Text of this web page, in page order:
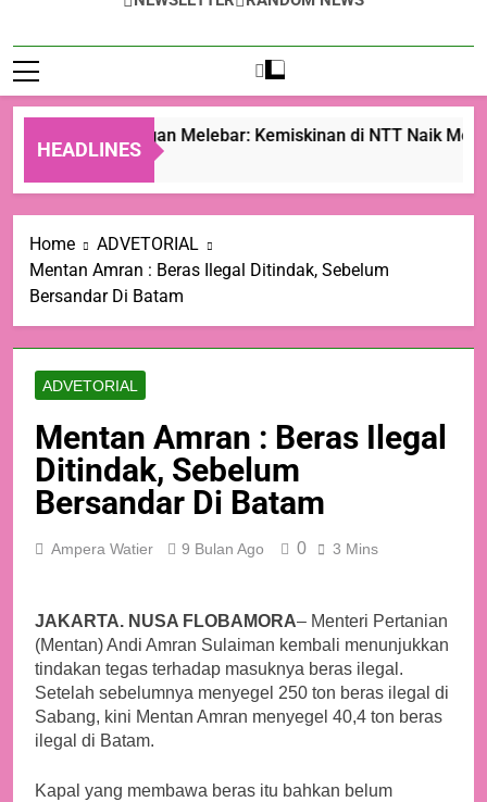
HEADLINES
Ketimpangan Melebar: Kemiskinan di NTT Naik
Home
ADVETORIAL
Mentan Amran : Beras Ilegal Ditindak, Sebelum
Bersandar Di Batam
ADVETORIAL
Mentan Amran : Beras Ilegal
Ditindak, Sebelum
Bersandar Di Batam
Ampera Watier 9 Bulan Ago 0 3 Mins
JAKARTA. NUSA FLOBAMORA– Menteri Pertanian
(Mentan) Andi Amran Sulaiman kembali menunjukkan
tindakan tegas terhadap masuknya beras ilegal.
Setelah sebelumnya menyegel 250 ton beras ilegal di
Sabang, kini Mentan Amran menyegel 40,4 ton beras
ilegal di Batam.
Kapal yang membawa beras itu bahkan belum